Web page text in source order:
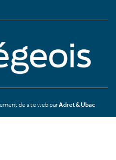
de site web parAdret & Ubac